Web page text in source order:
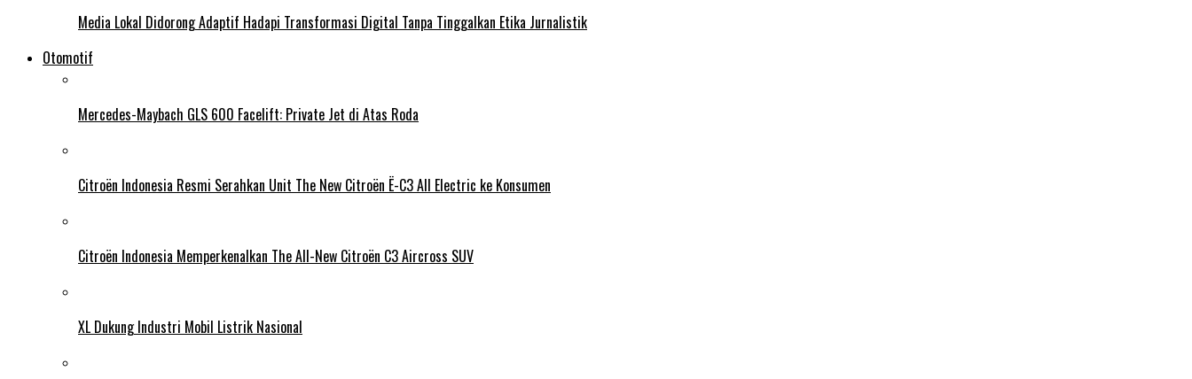
Media Lokal Didorong Adaptif Hadapi Transformasi Digital Tanpa Tinggalkan Etika Jurnalistik
Otomotif
Mercedes-Maybach GLS 600 Facelift: Private Jet di Atas Roda
Citroën Indonesia Resmi Serahkan Unit The New Citroën Ë-C3 All Electric ke Konsumen
Citroën Indonesia Memperkenalkan The All-New Citroën C3 Aircross SUV
XL Dukung Industri Mobil Listrik Nasional